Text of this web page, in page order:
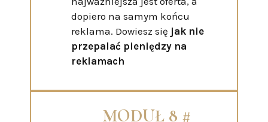
dopiero na samym końcu
reklama. Dowiesz się jak nie
przepalać pieniędzy na
reklamach
MODUŁ 8 #